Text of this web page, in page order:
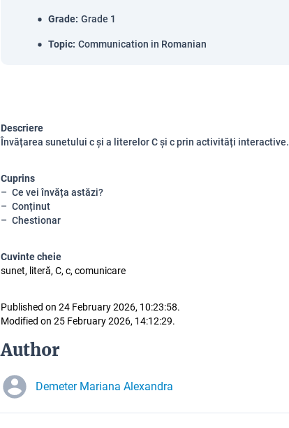
Grade: Grade 1
Topic: Communication in Romanian
Descriere
Învățarea sunetului c și a literelor C și c prin activități interactive.
Cuprins
Ce vei învăța astăzi?
Conținut
Chestionar
Cuvinte cheie
sunet, literă, C, c, comunicare
Published on 24 February 2026, 10:23:58.
Modified on 25 February 2026, 14:12:29.
Author
Demeter Mariana Alexandra